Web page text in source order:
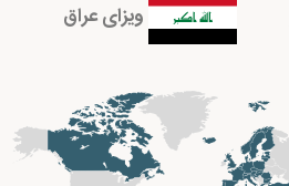
ویزای عراق